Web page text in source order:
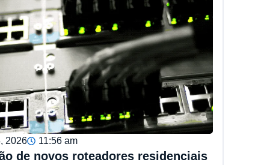
2026 11:56 am
de novos roteadores residenciais